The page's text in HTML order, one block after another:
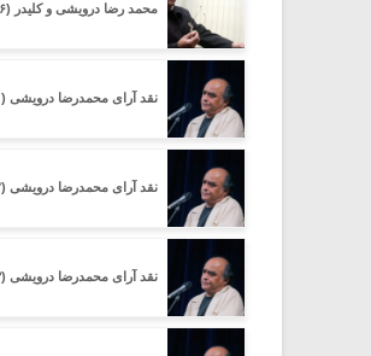
محمد رضا درویشی و کلیدر (۶)
نقد آرای محمدرضا درویشی (۱)
نقد آرای محمدرضا درویشی (۲)
نقد آرای محمدرضا درویشی (۳)